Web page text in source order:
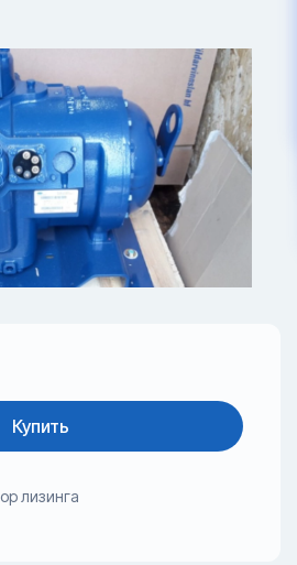
Купить
лизинга